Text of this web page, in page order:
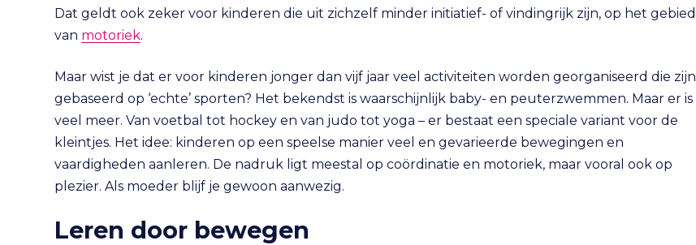
Dat geldt ook zeker voor kinderen die uit zichzelf minder initiatief- of vindingrijk zijn, op het gebied
van motoriek.
Maar wist je dat er voor kinderen jonger dan vijf jaar veel activiteiten worden georganiseerd die zijn
gebaseerd op ‘echte’ sporten? Het bekendst is waarschijnlijk baby- en peuterzwemmen. Maar er is
veel meer. Van voetbal tot hockey en van judo tot yoga – er bestaat een speciale variant voor de
kleintjes. Het idee: kinderen op een speelse manier veel en gevarieerde bewegingen en
vaardigheden aanleren. De nadruk ligt meestal op coördinatie en motoriek, maar vooral ook op
plezier. Als moeder blijf je gewoon aanwezig.
Leren door bewegen